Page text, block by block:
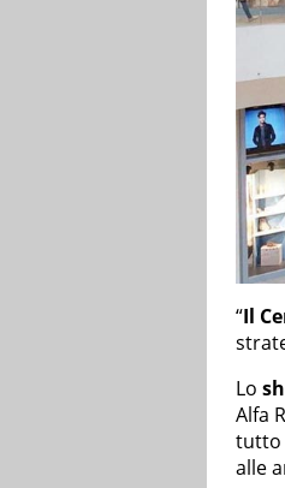
“Il
Lo
Alfa
tutto
alle